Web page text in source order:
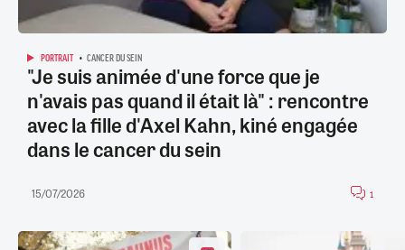
PORTRAIT CANCER DU SEIN
"Je suis animée d'une force que je
n'avais pas quand il était là" : rencontre
avec la fille d'Axel Kahn, kiné engagée
dans le cancer du sein
15/07/2026 1